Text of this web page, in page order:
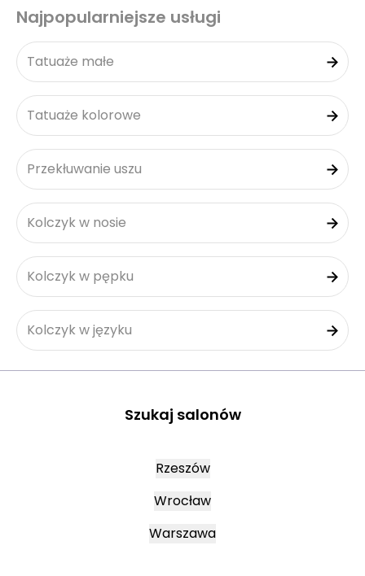
Najpopularniejsze usługi
Tatuaże małe
Tatuaże kolorowe
Przekłuwanie uszu
Kolczyk w nosie
Kolczyk w pępku
Kolczyk w języku
Szukaj salonów
Rzeszów
Wrocław
Warszawa